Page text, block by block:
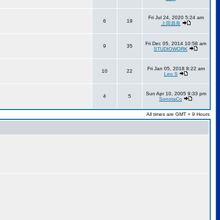
6 19
Fri Jul 24, 2020 5:24 am
上田昌良
9 35
Fri Dec 05, 2014 10:58 am
STUDIOWORK
10 22
Fri Jan 05, 2018 8:22 am
Leo S
4 5
Sun Apr 10, 2005 9:33 pm
SonotaCo
All times are GMT + 9 Hours